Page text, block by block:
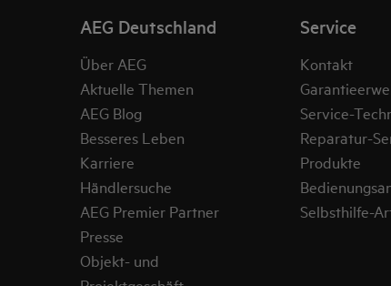
AEG Deutschland
Über AEG
Aktuelle Themen
AEG Blog
Besseres Leben
Karriere
Händlersuche
AEG Premier Partner
Presse
Objekt- und
Service
Kontakt
Service-
Reparatur-
Produkte
Selbsthilfe-